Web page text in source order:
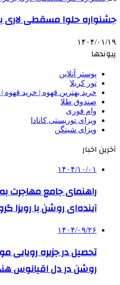
جشنواره حلوا مسقطی لاری
۱۴۰۴/۰۱/۱۹
پیوندها
پوستر آنلاین
تور کربلا
خرید بهترین قهوه | خرید قهوه
صندوق طلا
وام فوری
ویزای توریستی کانادا
ویزای شینگن
آخرین اخبار
۱۴۰۴/۱۰/۰۱
راهنمای جامع مهاجرت
آینده‌ای روشن با رویزا
۱۴۰۴/۰۹/۲۶
تحصیل در جزیره رویایی
روشن در دل اقیانوس